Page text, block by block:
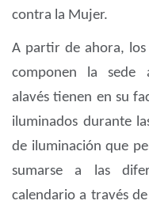
contra la Mujer.
A partir de ahora, los
componen la sede
alavés tienen en su
iluminados durante
de iluminación que
sumarse a las
calendario a través